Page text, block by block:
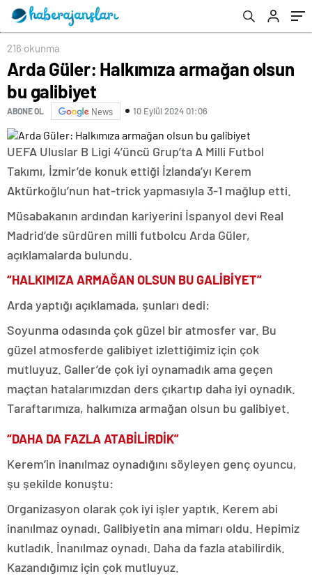
216 okunma
Arda Güler: Halkımıza armağan olsun
bu galibiyet
ABONE OL News 10 Eylül 2024 01:06
UEFA Uluslar B Ligi 4’üncü Grup’ta A Milli Futbol
Takımı, İzmir’de konuk ettiği İzlanda’yı Kerem
Aktürkoğlu’nun hat-trick yapmasıyla 3-1 mağlup etti.
Müsabakanın ardından kariyerini İspanyol devi Real
Madrid’de sürdüren milli futbolcu Arda Güler,
açıklamalarda bulundu.
“HALKIMIZA ARMAĞAN OLSUN BU GALİBİYET”
Arda yaptığı açıklamada, şunları dedi:
Soyunma odasında çok güzel bir atmosfer var. Bu
güzel atmosferde galibiyet izlettiğimiz için çok
mutluyuz. Galler’de çok iyi oynamadık ama geçen
maçtan hatalarımızdan ders çıkartıp daha iyi oynadık.
Taraftarımıza, halkımıza armağan olsun bu galibiyet.
“DAHA DA FAZLA ATABİLİRDİK”
Kerem’in inanılmaz oynadığını söyleyen genç oyuncu,
şu şekilde konuştu:
Organizasyon olarak çok iyi işler yaptık. Kerem abi
inanılmaz oynadı. Galibiyetin ana mimarı oldu. Hepimiz
kutladık. İnanılmaz oynadı. Daha da fazla atabilirdik.
Kazandığımız için çok mutluyuz.